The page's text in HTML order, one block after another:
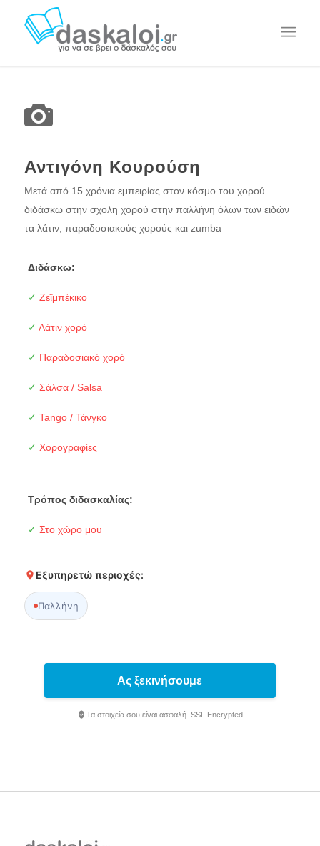
Αντιγόνη Κουρούση
Μετά από 15 χρόνια εμπειρίας στον κόσμο του χορού
διδάσκω στην σχολη χορού στην παλλήνη όλων των ειδών
τα λάτιν, παραδοσιακούς χορούς και zumba
Διδάσκω:
✓ Ζεϊμπέκικο
✓ Λάτιν χορό
✓ Παραδοσιακό χορό
✓ Σάλσα / Salsa
✓ Tango / Τάνγκο
✓ Χορογραφίες
Τρόπος διδασκαλίας:
✓ Στο χώρο μου
Εξυπηρετώ περιοχές:
Παλλήνη
Ας ξεκινήσουμε
Τα στοιχεία σου είναι ασφαλή. SSL Encrypted